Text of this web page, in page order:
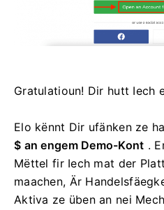
Gratulatioun! Dir hutt Iech
Elo kënnt Dir ufänken ze
$ an engem Demo-Kont .
Mëttel fir Iech mat der
maachen, Är
Aktiva ze üben an nei